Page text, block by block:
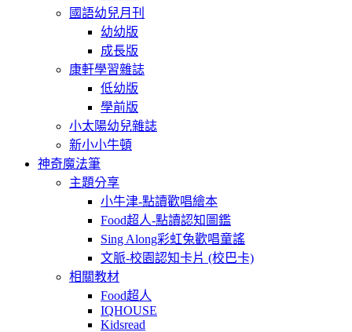
國語幼兒月刊
幼幼版
成長版
康軒學習雜誌
低幼版
學前版
小太陽幼兒雜誌
新小小牛頓
神奇魔法筆
主題分享
小牛津-點讀歡唱繪本
Food超人-點讀認知圖鑑
Sing Along彩虹兔歡唱童謠
文脈-校園認知卡片 (校巴卡)
相關教材
Food超人
IQHOUSE
Kidsread